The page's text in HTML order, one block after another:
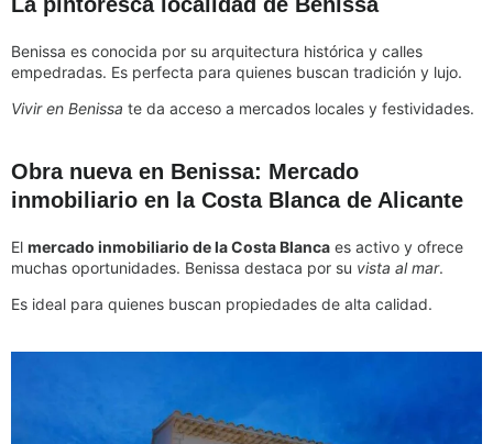
Benissa es conocida por su arquitectura histórica y calles
empedradas. Es perfecta para quienes buscan tradición y lujo.
Vivir en Benissa te da acceso a mercados locales y festividades.
Obra nueva en Benissa: Mercado
inmobiliario en la Costa Blanca de Alicante
El mercado inmobiliario de la Costa Blanca es activo y ofrece
muchas oportunidades. Benissa destaca por su vista al mar.
Es ideal para quienes buscan propiedades de alta calidad.